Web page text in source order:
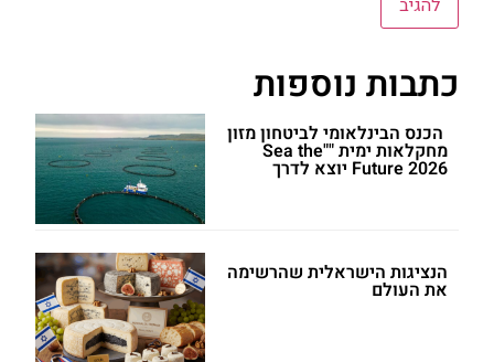
כתבות נוספות
הכנס הבינלאומי לביטחון מזון
מחקלאות ימית ""Sea the
Future 2026 יוצא לדרך
הנציגות הישראלית שהרשימה
את העולם